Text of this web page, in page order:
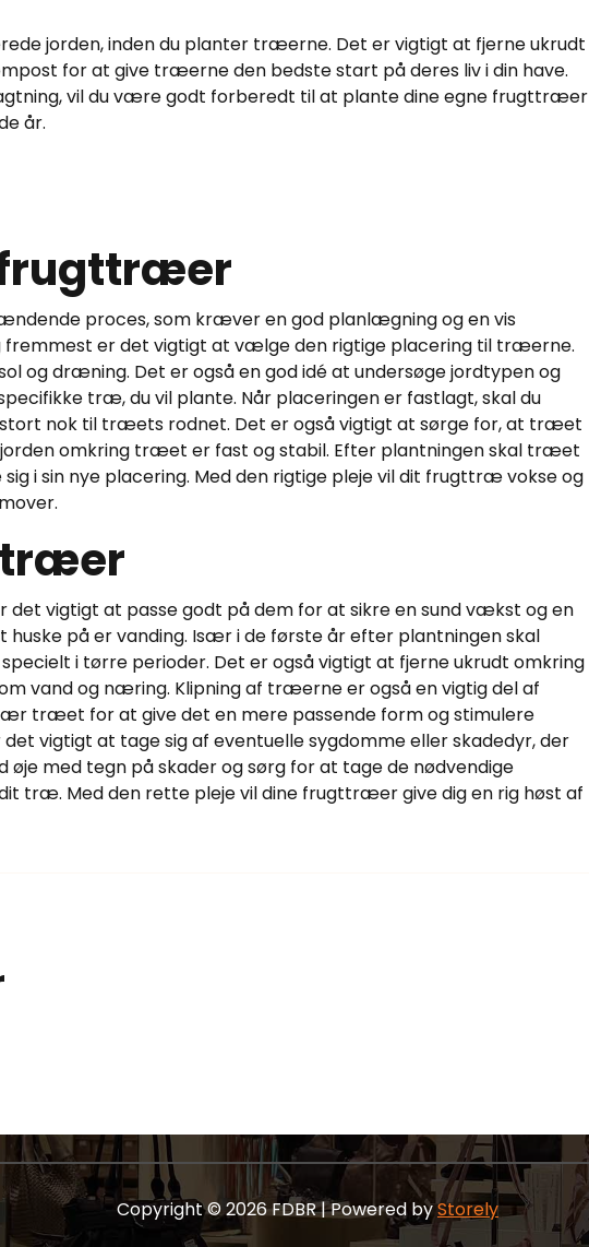
jorden, inden du planter træerne. Det er vigtigt at fjerne ukrudt
for at give træerne den bedste start på deres liv i din have.
vil du være godt forberedt til at plante dine egne frugttræer
år.
proces, som kræver en god planlægning og en vis
er det vigtigt at vælge den rigtige placering til træerne.
og dræning. Det er også en god idé at undersøge jordtypen og
træ, du vil plante. Når placeringen er fastlagt, skal du
nok til træets rodnet. Det er også vigtigt at sørge for, at træet
omkring træet er fast og stabil. Efter plantningen skal træet
i sin nye placering. Med den rigtige pleje vil dit frugttræ vokse og
vigtigt at passe godt på dem for at sikre en sund vækst og en
huske på er vanding. Især i de første år efter plantningen skal
i tørre perioder. Det er også vigtigt at fjerne ukrudt omkring
vand og næring. Klipning af træerne er også en vigtig del af
træet for at give det en mere passende form og stimulere
vigtigt at tage sig af eventuelle sygdomme eller skadedyr, der
med tegn på skader og sørg for at tage de nødvendige
træ. Med den rette pleje vil dine frugttræer give dig en rig høst af
Copyright © 2026 FDBR | Powered byStorely